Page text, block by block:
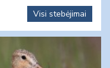
Visi stebėjimai